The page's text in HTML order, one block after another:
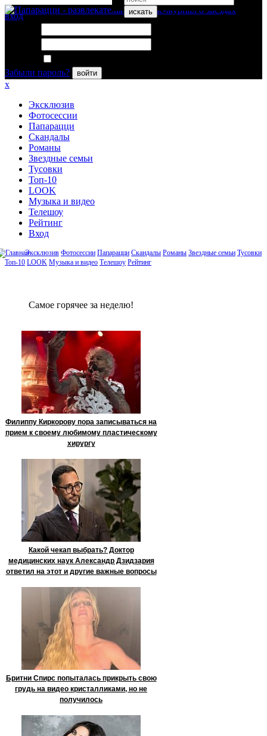
искать
вход
Забыли пароль?
войти
x
Эксклюзив
Фотосессии
Папарацци
Скандалы
Романы
Звездные семьи
Тусовки
Топ-10
LOOK
Музыка и видео
Телешоу
Рейтинг
Вход
Эксклюзив Фотосессии Папарацци Скандалы Романы Звездные семьи Тусовки
Топ-10 LOOK Музыка и видео Телешоу Рейтинг
Сaмое гoрячее за неделю!
Филиппу Киркорову пора записываться на
прием к своему любимому пластическому
хирургу
Какой чекап выбрать? Доктор
медицинских наук Александр Дзидзария
ответил на этот и другие важные вопросы
Бритни Спирс попыталась прикрыть свою
грудь на видео кристалликами, но не
получилось